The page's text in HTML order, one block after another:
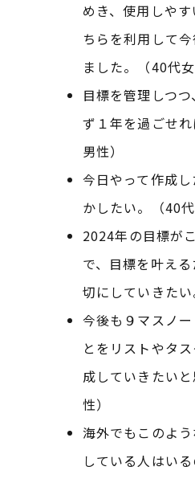
めき、使用しや
ちらを利用して
ました。（40代女
目標を管理しつ
ず１年を過ごせ
男性）
今日やって作成
かしたい。（40代
2024年の目標が
で、目標を叶え
切にしていきたい
今後も９マスノ
とをリストやタ
成していきたい
性）
海外でもこのよ
している人はい